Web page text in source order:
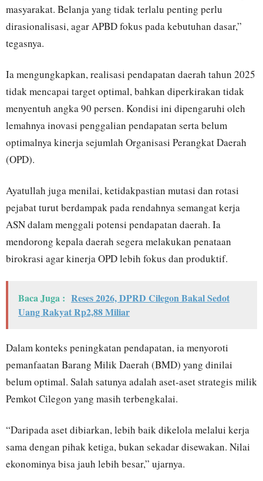
masyarakat. Belanja yang tidak terlalu penting perlu
dirasionalisasi, agar APBD fokus pada kebutuhan dasar,”
tegasnya.
Ia mengungkapkan, realisasi pendapatan daerah tahun 2025
tidak mencapai target optimal, bahkan diperkirakan tidak
menyentuh angka 90 persen. Kondisi ini dipengaruhi oleh
lemahnya inovasi penggalian pendapatan serta belum
optimalnya kinerja sejumlah Organisasi Perangkat Daerah
(OPD).
Ayatullah juga menilai, ketidakpastian mutasi dan rotasi
pejabat turut berdampak pada rendahnya semangat kerja
ASN dalam menggali potensi pendapatan daerah. Ia
mendorong kepala daerah segera melakukan penataan
birokrasi agar kinerja OPD lebih fokus dan produktif.
Baca Juga : Reses 2026, DPRD Cilegon Bakal Sedot
Uang Rakyat Rp2,88 Miliar
Dalam konteks peningkatan pendapatan, ia menyoroti
pemanfaatan Barang Milik Daerah (BMD) yang dinilai
belum optimal. Salah satunya adalah aset-aset strategis milik
Pemkot Cilegon yang masih terbengkalai.
“Daripada aset dibiarkan, lebih baik dikelola melalui kerja
sama dengan pihak ketiga, bukan sekadar disewakan. Nilai
ekonominya bisa jauh lebih besar,” ujarnya.